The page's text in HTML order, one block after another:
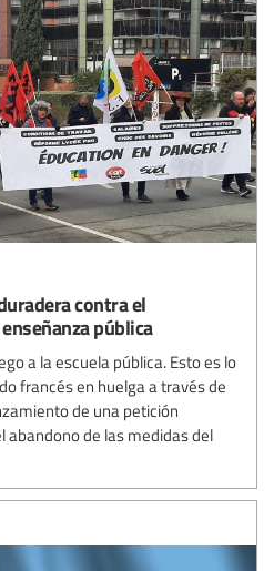
contra el
pública
a la escuela pública. Esto es lo
francés en huelga a través de
de una petición
abandono de las medidas del